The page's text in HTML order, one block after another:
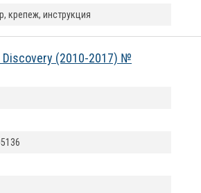
крепеж, инструкция
Discovery (2010-2017) №